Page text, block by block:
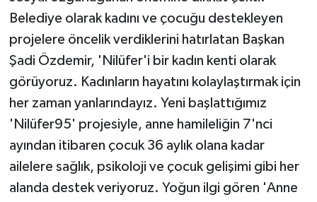
Belediye olarak kadını ve çocuğu destekleyen
projelere öncelik verdiklerini hatırlatan Başkan
Şadi Özdemir, 'Nilüfer'i bir kadın kenti olarak
görüyoruz. Kadınların hayatını kolaylaştırmak için
her zaman yanlarındayız. Yeni başlattığımız
'Nilüfer95' projesiyle, anne hamileliğin 7'nci
ayından itibaren çocuk 36 aylık olana kadar
ailelere sağlık, psikoloji ve çocuk gelişimi gibi her
alanda destek veriyoruz. Yoğun ilgi gören 'Anne